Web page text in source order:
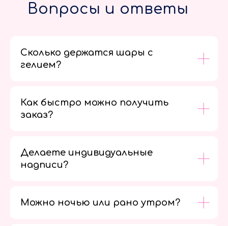
Вопросы и ответы
Сколько держатся шары с
гелием?
Как быстро можно получить
заказ?
Делаете индивидуальные
надписи?
Можно ночью или рано утром?